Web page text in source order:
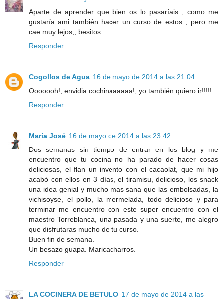
Aparte de aprender que bien os lo pasaríais , como me
gustaría ami también hacer un curso de estos , pero me
cae muy lejos,, besitos
Responder
Cogollos de Agua 16 de mayo de 2014 a las 21:04
Ooooooh!, envidia cochinaaaaaa!, yo también quiero ir!!!!!
Responder
María José 16 de mayo de 2014 a las 23:42
Dos semanas sin tiempo de entrar en los blog y me
encuentro que tu cocina no ha parado de hacer cosas
deliciosas, el flan un invento con el cacaolat, que mi hijo
acabó con ellos en 3 días, el tiramisu, delicioso, los snack
una idea genial y mucho mas sana que las embolsadas, la
vichisoyse, el pollo, la mermelada, todo delicioso y para
terminar me encuentro con este super encuentro con el
maestro Torreblanca, una pasada y una suerte, me alegro
que disfrutaras mucho de tu curso.
Buen fin de semana.
Un besazo guapa. Maricacharros.
Responder
LA COCINERA DE BETULO 17 de mayo de 2014 a las